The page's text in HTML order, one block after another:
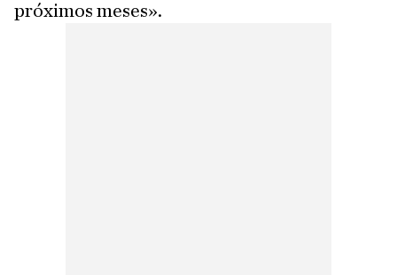
próximos meses».